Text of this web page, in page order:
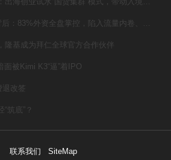
：83%外资全盘掌控，陷入流量内卷、质
基成为拜仁全球官方合作伙伴
面被Kimi K3“逼”着IPO
退改签
筑底”？
联系我们 SiteMap